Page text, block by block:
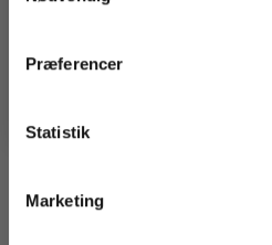
Præferencer
Statistik
Marketing
*Ved at tilmelde dig vores nyhedsbrev